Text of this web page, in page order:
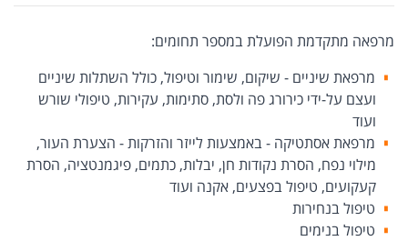
מרפאה מתקדמת הפועלת במספר תחומים:
מרפאת שיניים - שיקום, שימור וטיפול, כולל השתלות שיניים
ועצם על-ידי כירורג פה ולסת, סתימות, עקירות, טיפולי שורש
ועוד
מרפאת אסתטיקה - באמצעות לייזר והזרקות - הצערת העור,
מילוי נפח, הסרת נקודות חן, יבלות, כתמים, פיגמנטציה, הסרת
קעקועים, טיפול בפצעים, אקנה ועוד
טיפול בנחירות
טיפול בנימים